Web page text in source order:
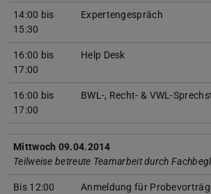
14:00 bis
15:30
Expertengespräch
16:00 bis
17:00
Help Desk
16:00 bis
17:00
BWL-, Recht- & VWL-
Mittwoch 09.04.2014
Teilweise betreute Teamarbeit durch
Bis 12:00 Anmeldung für